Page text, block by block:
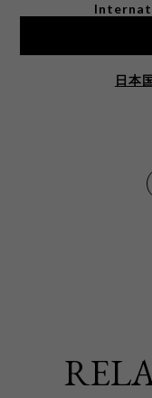
日本